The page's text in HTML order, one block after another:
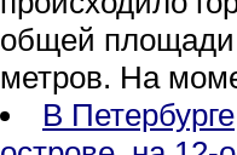
общей площади
метров. На
В